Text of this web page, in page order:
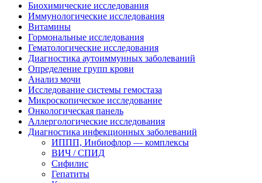
Биохимические исследования
Иммунологические исследования
Витамины
Гормональные исследования
Гематологические исследования
Диагностика аутоиммунных заболеваний
Определение групп крови
Анализ мочи
Исследование системы гемостаза
Микроскопическое исследование
Онкологическая панель
Аллергологические исследования
Диагностика инфекционных заболеваний
ИППП, Инбиофлор — комплексы
ВИЧ / СПИД
Сифилис
Гепатиты